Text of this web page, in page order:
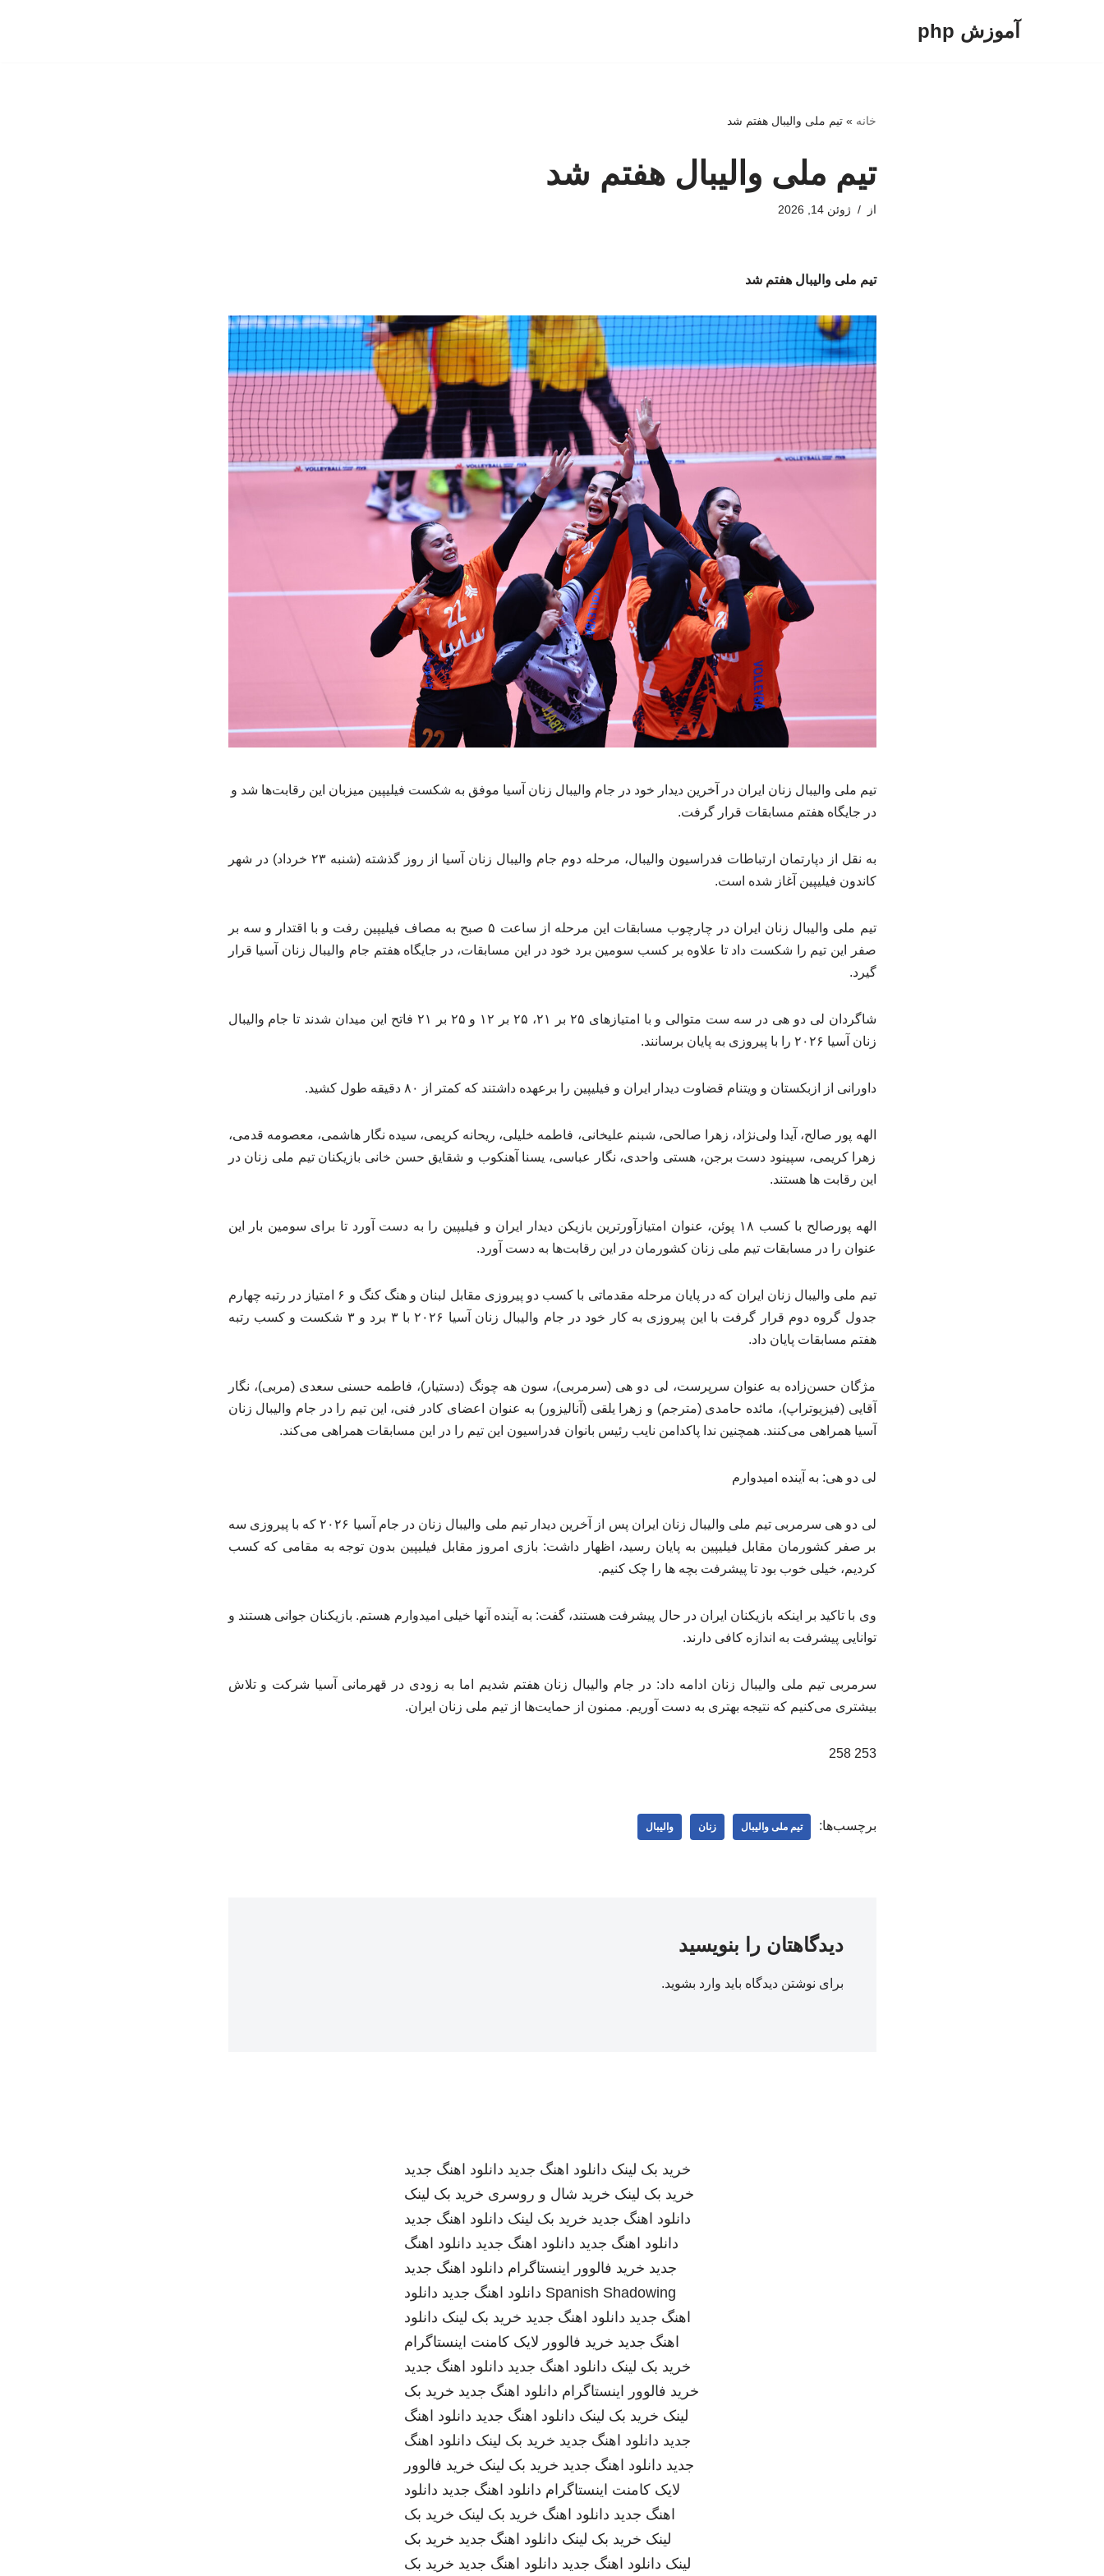
آموزش php
خانه »تیم ملی والیبال هفتم شد
تیم ملی والیبال هفتم شد
از ژوئن 14, 2026
تیم ملی والیبال هفتم شد
تیم ملی والیبال زنان ایران در آخرین دیدار خود در جام والیبال زنان آسیا موفق به شکست فیلیپین میزبان این رقابت‌ها شد و
در جایگاه هفتم مسابقات قرار گرفت.
به نقل از دپارتمان ارتباطات فدراسیون والیبال، مرحله دوم جام والیبال زنان آسیا از روز گذشته (شنبه ۲۳ خرداد) در شهر
کاندون فیلیپین آغاز شده است.
تیم ملی والیبال زنان ایران در چارچوب مسابقات این مرحله از ساعت ۵ صبح به مصاف فیلیپین رفت و با اقتدار و سه بر
صفر این تیم را شکست داد تا علاوه بر کسب سومین برد خود در این مسابقات، در جایگاه هفتم جام والیبال زنان آسیا قرار
گیرد.
شاگردان لی دو هی در سه ست متوالی و با امتیازهای ۲۵ بر ۲۱، ۲۵ بر ۱۲ و ۲۵ بر ۲۱ فاتح این میدان شدند تا جام والیبال
زنان آسیا ۲۰۲۶ را با پیروزی به پایان برسانند.
داورانی از ازبکستان و ویتنام قضاوت دیدار ایران و فیلیپین را برعهده داشتند که کمتر از ۸۰ دقیقه طول کشید.
الهه پور صالح، آیدا ولی‌نژاد، زهرا صالحی، شبنم علیخانی، فاطمه خلیلی، ریحانه کریمی، سیده نگار هاشمی، معصومه قدمی،
زهرا کریمی، سپینود دست برجن، هستی واحدی، نگار عباسی، یسنا آهنکوب و شقایق حسن خانی بازیکنان تیم ملی زنان در
این رقابت ها هستند.
الهه پورصالح با کسب ۱۸ پوئن، عنوان امتیازآورترین بازیکن دیدار ایران و فیلیپین را به دست آورد تا برای سومین بار این
عنوان را در مسابقات تیم ملی زنان کشورمان در این رقابت‌ها به دست آورد.
تیم ملی والیبال زنان ایران که در پایان مرحله مقدماتی با کسب دو پیروزی مقابل لبنان و هنگ کنگ و ۶ امتیاز در رتبه چهارم
جدول گروه دوم قرار گرفت با این پیروزی به کار خود در جام والیبال زنان آسیا ۲۰۲۶ با ۳ برد و ۳ شکست و کسب رتبه
هفتم مسابقات پایان داد.
مژگان حسن‌زاده به عنوان سرپرست، لی دو هی (سرمربی)، سون هه چونگ (دستیار)، فاطمه حسنی سعدی (مربی)، نگار
آقایی (فیزیوتراپ)، مائده حامدی (مترجم) و زهرا یلقی (آنالیزور) به عنوان اعضای کادر فنی، این تیم را در جام والیبال زنان
آسیا همراهی می‌کنند. همچنین ندا پاکدامن نایب رئیس بانوان فدراسیون این تیم را در این مسابقات همراهی می‌کند.
لی دو هی: به آینده امیدوارم
لی دو هی سرمربی تیم ملی والیبال زنان ایران پس از آخرین دیدار تیم ملی والیبال زنان در جام آسیا ۲۰۲۶ که با پیروزی سه
بر صفر کشورمان مقابل فیلیپین به پایان رسید، اظهار داشت: بازی امروز مقابل فیلیپین بدون توجه به مقامی که کسب
کردیم، خیلی خوب بود تا پیشرفت بچه ها را چک کنیم.
وی با تاکید بر اینکه بازیکنان ایران در حال پیشرفت هستند، گفت: به آینده آنها خیلی امیدوارم هستم. بازیکنان جوانی هستند و
توانایی پیشرفت به اندازه کافی دارند.
سرمربی تیم ملی والیبال زنان ادامه داد: در جام والیبال زنان هفتم شدیم اما به زودی در قهرمانی آسیا شرکت و تلاش
بیشتری می‌کنیم که نتیجه بهتری به دست آوریم. ممنون از حمایت‌ها از تیم ملی زنان ایران.
253 258
برچسب‌ها: تیم ملی والیبال زنان والیبال
دیدگاهتان را بنویسید
برای نوشتن دیدگاه باید وارد بشوید.
خرید بک لینک دانلود اهنگ جدید دانلود اهنگ جدید
خرید بک لینک خرید شال و روسری خرید بک لینک
دانلود اهنگ جدید خرید بک لینک دانلود اهنگ جدید
دانلود اهنگ جدید دانلود اهنگ جدید دانلود اهنگ
جدید خرید فالوور اینستاگرام دانلود اهنگ جدید
Spanish Shadowing دانلود اهنگ جدید دانلود
اهنگ جدید دانلود اهنگ جدید خرید بک لینک دانلود
اهنگ جدید خرید فالوور لایک کامنت اینستاگرام
خرید بک لینک دانلود اهنگ جدید دانلود اهنگ جدید
خرید فالوور اینستاگرام دانلود اهنگ جدید خرید بک
لینک خرید بک لینک دانلود اهنگ جدید دانلود اهنگ
جدید دانلود اهنگ جدید خرید بک لینک دانلود اهنگ
جدید دانلود اهنگ جدید خرید بک لینک خرید فالوور
لایک کامنت اینستاگرام دانلود اهنگ جدید دانلود
اهنگ جدید دانلود اهنگ خرید بک لینک خرید بک
لینک خرید بک لینک دانلود اهنگ جدید خرید بک
لینک دانلود اهنگ جدید دانلود اهنگ جدید خرید بک